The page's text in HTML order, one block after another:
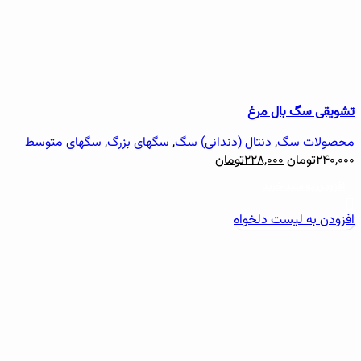
تشویقی سگ بال مرغ
محصولات سگ,دنتال (دندانی) سگ,سگهای بزرگ,سگهای متوسط
۲۴۰,۰۰۰تومان۲۲۸,۰۰۰تومان
افزودن به لیست دلخواه